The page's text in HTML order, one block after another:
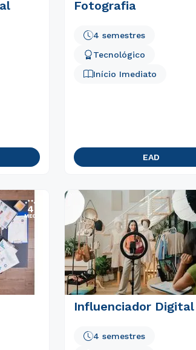
Fotografia
Tecnológico
4 semestres
Início Imediato
EAD
Influenciador Digital
4 semestres